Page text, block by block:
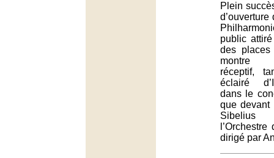
Plein
public
des
montre
réceptif,
éclairé
dans le
que devant
dirigé par